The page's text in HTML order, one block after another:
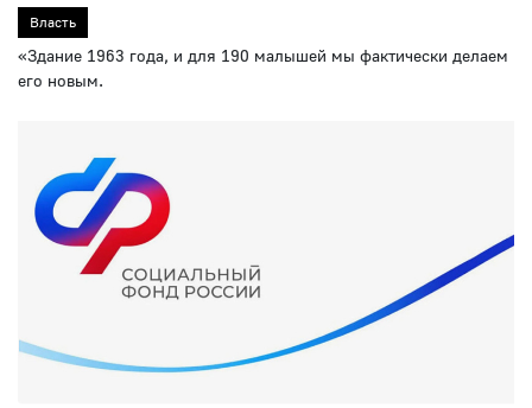
Власть
«Здание 1963 года, и для 190 малышей мы фактически делаем
его новым.